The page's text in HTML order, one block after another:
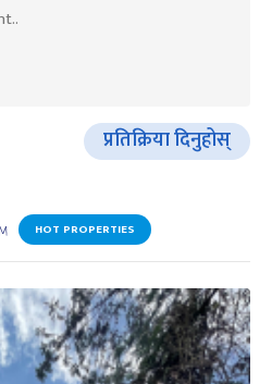
प्रतिक्रिया दिनुहोस्
HOT PROPERTIES